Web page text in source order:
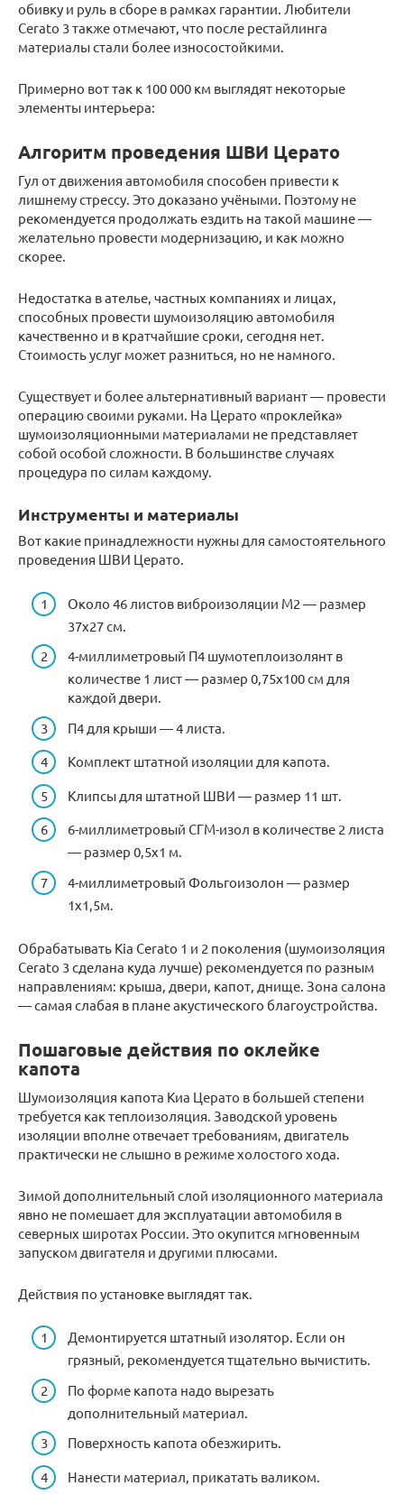
обивку и руль в сборе в рамках гарантии. Любители
Cerato 3 также отмечают, что после рестайлинга
материалы стали более износостойкими.
Примерно вот так к 100 000 км выглядят некоторые
элементы интерьера:
Алгоритм проведения ШВИ Церато
Гул от движения автомобиля способен привести к
лишнему стрессу. Это доказано учёными. Поэтому не
рекомендуется продолжать ездить на такой машине —
желательно провести модернизацию, и как можно
скорее.
Недостатка в ателье, частных компаниях и лицах,
способных провести шумоизоляцию автомобиля
качественно и в кратчайшие сроки, сегодня нет.
Стоимость услуг может разниться, но не намного.
Существует и более альтернативный вариант — провести
операцию своими руками. На Церато «проклейка»
шумоизоляционными материалами не представляет
собой особой сложности. В большинстве случаях
процедура по силам каждому.
Инструменты и материалы
Вот какие принадлежности нужны для самостоятельного
проведения ШВИ Церато.
Около 46 листов виброизоляции М2 — размер
37х27 см.
4-миллиметровый П4 шумотеплоизолянт в
количестве 1 лист — размер 0,75х100 см для
каждой двери.
П4 для крыши — 4 листа.
Комплект штатной изоляции для капота.
Клипсы для штатной ШВИ — размер 11 шт.
6-миллиметровый СГМ-изол в количестве 2 листа
— размер 0,5х1 м.
4-миллиметровый Фольгоизолон — размер
1х1,5м.
Обрабатывать Kia Cerato 1 и 2 поколения (шумоизоляция
Cerato 3 сделана куда лучше) рекомендуется по разным
направлениям: крыша, двери, капот, днище. Зона салона
— самая слабая в плане акустического благоустройства.
Пошаговые действия по оклейке
капота
Шумоизоляция капота Киа Церато в большей степени
требуется как теплоизоляция. Заводской уровень
изоляции вполне отвечает требованиям, двигатель
практически не слышно в режиме холостого хода.
Зимой дополнительный слой изоляционного материала
явно не помешает для эксплуатации автомобиля в
северных широтах России. Это окупится мгновенным
запуском двигателя и другими плюсами.
Действия по установке выглядят так.
Демонтируется штатный изолятор. Если он
грязный, рекомендуется тщательно вычистить.
По форме капота надо вырезать
дополнительный материал.
Поверхность капота обезжирить.
Нанести материал, прикатать валиком.